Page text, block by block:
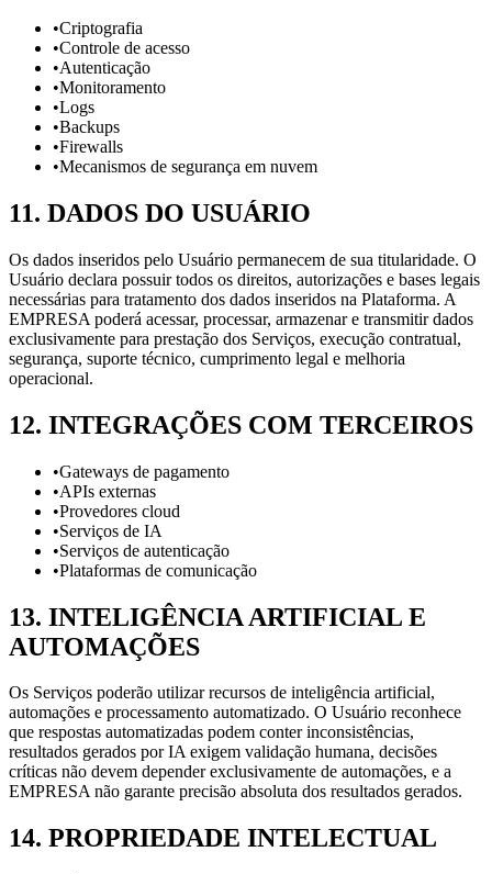
•Criptografia
•Controle de acesso
•Autenticação
•Monitoramento
•Logs
•Backups
•Firewalls
•Mecanismos de segurança em nuvem
11. DADOS DO USUÁRIO
Os dados inseridos pelo Usuário permanecem de sua titularidade. O
Usuário declara possuir todos os direitos, autorizações e bases legais
necessárias para tratamento dos dados inseridos na Plataforma. A
EMPRESA poderá acessar, processar, armazenar e transmitir dados
exclusivamente para prestação dos Serviços, execução contratual,
segurança, suporte técnico, cumprimento legal e melhoria
operacional.
12. INTEGRAÇÕES COM TERCEIROS
•Gateways de pagamento
•APIs externas
•Provedores cloud
•Serviços de IA
•Serviços de autenticação
•Plataformas de comunicação
13. INTELIGÊNCIA ARTIFICIAL E
AUTOMAÇÕES
Os Serviços poderão utilizar recursos de inteligência artificial,
automações e processamento automatizado. O Usuário reconhece
que respostas automatizadas podem conter inconsistências,
resultados gerados por IA exigem validação humana, decisões
críticas não devem depender exclusivamente de automações, e a
EMPRESA não garante precisão absoluta dos resultados gerados.
14. PROPRIEDADE INTELECTUAL